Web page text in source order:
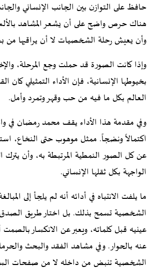
حافظ على التوازن بين الجانب الإنساني
هناك حرص واضح على أن يشعر المشاهد
وأن يعيش رحلة الشخصيات لا أن يراقبها من
وإذا كانت الصورة قد حملت وجع المرحلة،
بخيوطها الإنسانية، فإن الأداء التمثيلي كان
العالم بكل ما فيه من حب وقهر وتمرد وأمل.
وفي مقدمة هذا الأداء يقف محمد رمضان في
اكتمالاً ونضجاً. ممثل موهوب حتى النخاع،
عن كل الصور النمطية المرتبطة به، وأن
الواجهة بكل ثقلها الإنساني.
ما يلفت الانتباه في أدائه أنه لم يلجأ إلى
الشخصية تسمح بذلك. بل اختار طريق
عينيه قبل كلماته، ويعبر عن الانكسار بالصمت
عنه بالحوار. وفي مشاهد الفقد والبحث
الشخصية تنبض من داخله لا من صفحات